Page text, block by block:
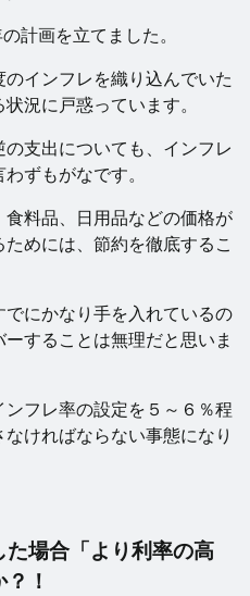
計画を立てました。
インフレを織り込んでいた
況に戸惑っています。
支出についても、インフレ
ずもがなです。
料品、日用品などの価格が
ためには、節約を徹底するこ
にかなり手を入れているの
することは無理だと思いま
フレ率の設定を５～６％程
ければならない事態になり
場合「より利率の高
！